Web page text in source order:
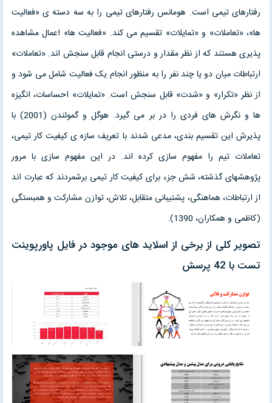
رفتارهای تیمی است. هومانس رفتارهای تیمی را به سه دسته ی «فعالیت
ها»، «تعاملات» و «تمایلات» تقسیم می کند. «فعالیت ها» اعمال مشاهده
پذیری هستند که از نظر مقدار و درستی انجام قابل سنجش اند. «تعاملات»
ارتباطات میان دو یا چند نفر را به منظور انجام یک فعالیت شامل می شود و
از نظر «تکرار» و «شدت» قابل سنجش است. «تمایلات» احساسات، انگیزه
ها و نگرش های فردی را در بر می گیرد. هوگل و گموئندن (2001) با
پذیرش این تقسیم بندی، مدعی شدند با تعریف سازه ی کیفیت کار تیمی،
تعاملات تیم را مفهوم سازی کرده اند. در این مفهوم سازی با مرور
پژوهشهای گذشته، شش جزء برای کیفیت کار تیمی برشمردند که عبارت اند
از ارتباطات، هماهنگی، پشتیبانی متقابل، تلاش، توازن مشارکت و همبستگی
(کاظمی و همکاران، 1390).
تصویر کلی از برخی از اسلاید های موجود در فایل پاورپوینت
تست با 42 پرسش